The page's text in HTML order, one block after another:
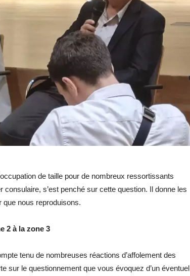
de taille pour de nombreux ressortissants
s’est penché sur cette question. Il donne les
que nous reproduisons.
2 à la zone 3
tenu de nombreuses réactions d’affolement des
sur le questionnement que vous évoquez d’un éventuel